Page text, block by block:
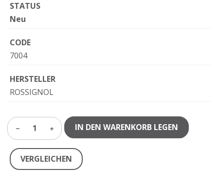
STATUS
Neu
CODE
7004
HERSTELLER
ROSSIGNOL
1 IN DEN WARENKORB LEGEN
VERGLEICHEN